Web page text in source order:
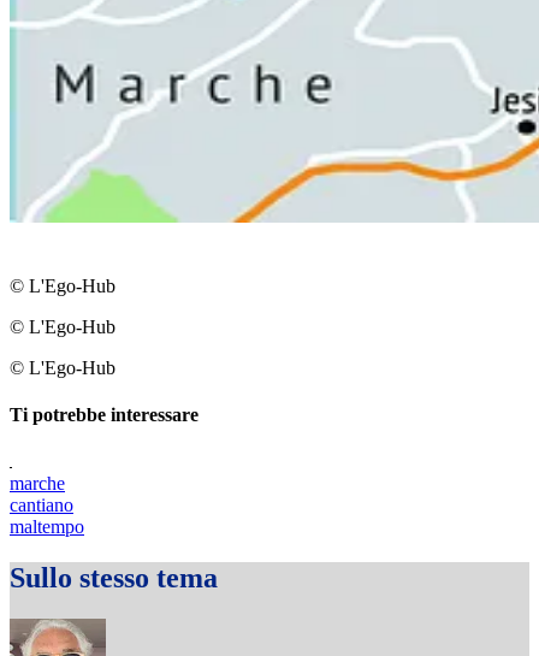
© L'Ego-Hub
© L'Ego-Hub
© L'Ego-Hub
Ti potrebbe interessare
marche
cantiano
maltempo
Sullo stesso tema